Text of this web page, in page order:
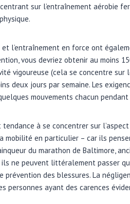
sur l’entraînement aérobie
et l’entraînement en force ont
vous devriez obtenir au moins
vigoureuse (cela se concentre
deux jours par semaine. Les
mouvements chacun
tendance à se concentrer sur
mobilité en particulier – car ils
du marathon de Baltimore,
ils ne peuvent littéralement passer
prévention des blessures. La
personnes ayant des carences